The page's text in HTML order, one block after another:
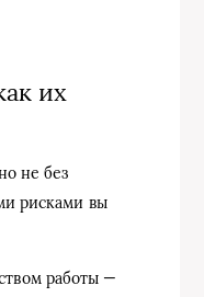
их
не без
рисками вы
работы —